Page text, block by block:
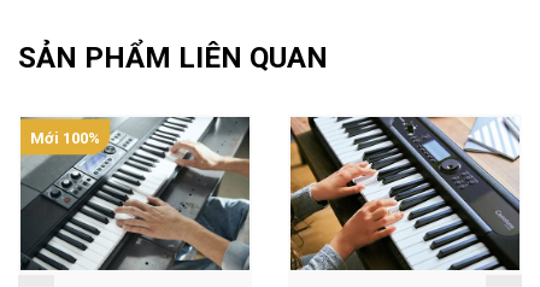
SẢN PHẨM LIÊN QUAN
Mới 100%